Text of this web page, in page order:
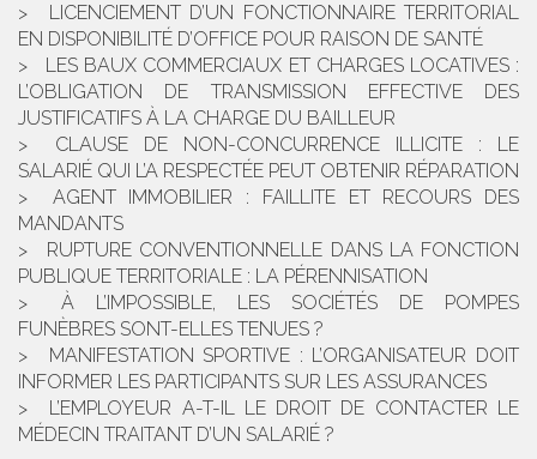
LICENCIEMENT D’UN FONCTIONNAIRE TERRITORIAL
EN DISPONIBILITÉ D’OFFICE POUR RAISON DE SANTÉ
LES BAUX COMMERCIAUX ET CHARGES LOCATIVES :
L’OBLIGATION DE TRANSMISSION EFFECTIVE DES
JUSTIFICATIFS À LA CHARGE DU BAILLEUR
CLAUSE DE NON-CONCURRENCE ILLICITE : LE
SALARIÉ QUI L’A RESPECTÉE PEUT OBTENIR RÉPARATION
AGENT IMMOBILIER : FAILLITE ET RECOURS DES
MANDANTS
RUPTURE CONVENTIONNELLE DANS LA FONCTION
PUBLIQUE TERRITORIALE : LA PÉRENNISATION
À L’IMPOSSIBLE, LES SOCIÉTÉS DE POMPES
FUNÈBRES SONT-ELLES TENUES ?
MANIFESTATION SPORTIVE : L’ORGANISATEUR DOIT
INFORMER LES PARTICIPANTS SUR LES ASSURANCES
L’EMPLOYEUR A-T-IL LE DROIT DE CONTACTER LE
MÉDECIN TRAITANT D’UN SALARIÉ ?